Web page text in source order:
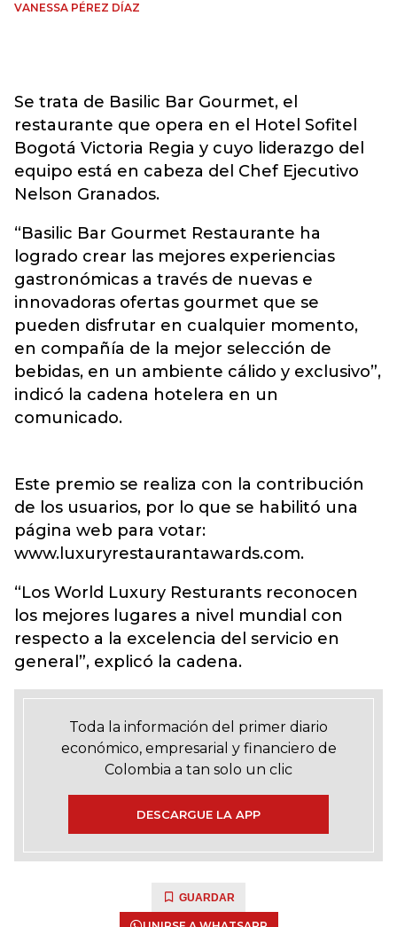
VANESSA PÉREZ DÍAZ
Se trata de Basilic Bar Gourmet, el
restaurante que opera en el Hotel Sofitel
Bogotá Victoria Regia y cuyo liderazgo del
equipo está en cabeza del Chef Ejecutivo
Nelson Granados.
“Basilic Bar Gourmet Restaurante ha
logrado crear las mejores experiencias
gastronómicas a través de nuevas e
innovadoras ofertas gourmet que se
pueden disfrutar en cualquier momento,
en compañía de la mejor selección de
bebidas, en un ambiente cálido y exclusivo”,
indicó la cadena hotelera en un
comunicado.
Este premio se realiza con la contribución
de los usuarios, por lo que se habilitó una
página web para votar:
www.luxuryrestaurantawards.com.
“Los World Luxury Resturants reconocen
los mejores lugares a nivel mundial con
respecto a la excelencia del servicio en
general”, explicó la cadena.
Toda la información del primer diario
económico, empresarial y financiero de
Colombia a tan solo un clic
DESCARGUE LA APP
GUARDAR